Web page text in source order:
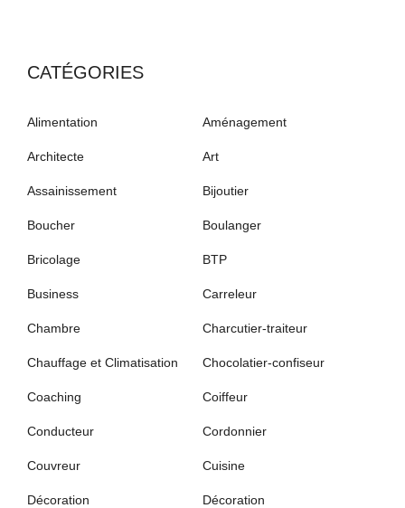
CATÉGORIES
Alimentation Aménagement
Architecte Art
Assainissement Bijoutier
Boucher Boulanger
Bricolage BTP
Business Carreleur
Chambre Charcutier-traiteur
Chauffage et Climatisation Chocolatier-confiseur
Coaching Coiffeur
Conducteur Cordonnier
Couvreur Cuisine
Décoration Décoration